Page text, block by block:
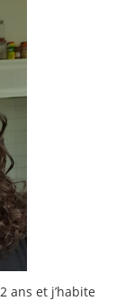
ans et j’habite